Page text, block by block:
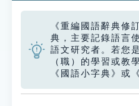
《重編國語辭典修
典，主要記錄語言
語文研究者。若您
（職）的學習或教
《國語小字典》或